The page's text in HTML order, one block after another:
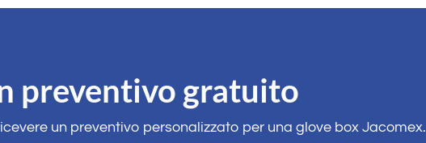
preventivo gratuito
un preventivo personalizzato per una glove box Jacomex.